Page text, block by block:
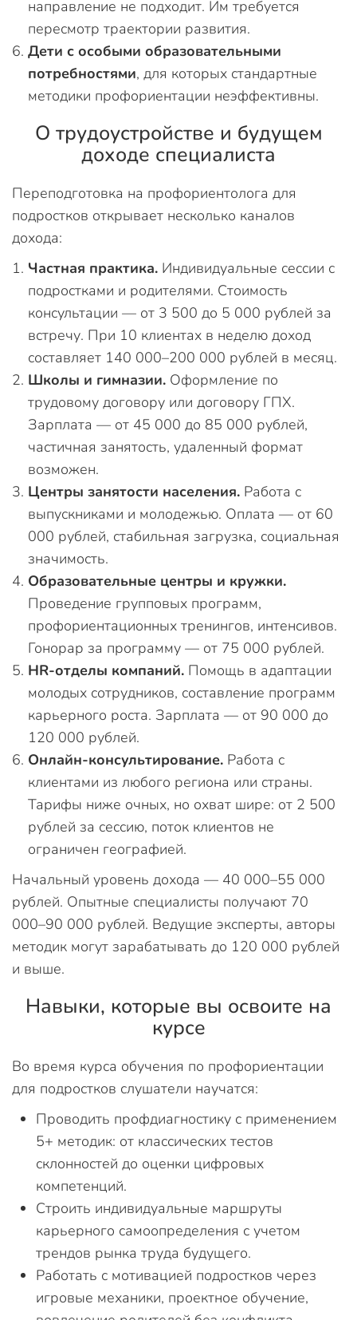
направление не подходит. Им требуется
пересмотр траектории развития.
Дети с особыми образовательными
потребностями, для которых стандартные
методики профориентации неэффективны.
О трудоустройстве и будущем
доходе специалиста
Переподготовка на профориентолога для
подростков открывает несколько каналов
дохода:
Частная практика. Индивидуальные сессии с
подростками и родителями. Стоимость
консультации — от 3 500 до 5 000 рублей за
встречу. При 10 клиентах в неделю доход
составляет 140 000–200 000 рублей в месяц.
Школы и гимназии. Оформление по
трудовому договору или договору ГПХ.
Зарплата — от 45 000 до 85 000 рублей,
частичная занятость, удаленный формат
возможен.
Центры занятости населения. Работа с
выпускниками и молодежью. Оплата — от 60
000 рублей, стабильная загрузка, социальная
значимость.
Образовательные центры и кружки.
Проведение групповых программ,
профориентационных тренингов, интенсивов.
Гонорар за программу — от 75 000 рублей.
HR-отделы компаний. Помощь в адаптации
молодых сотрудников, составление программ
карьерного роста. Зарплата — от 90 000 до
120 000 рублей.
Онлайн-консультирование. Работа с
клиентами из любого региона или страны.
Тарифы ниже очных, но охват шире: от 2 500
рублей за сессию, поток клиентов не
ограничен географией.
Начальный уровень дохода — 40 000–55 000
рублей. Опытные специалисты получают 70
000–90 000 рублей. Ведущие эксперты, авторы
методик могут зарабатывать до 120 000 рублей
и выше.
Навыки, которые вы освоите на
курсе
Во время курса обучения по профориентации
для подростков слушатели научатся:
Проводить профдиагностику с применением
5+ методик: от классических тестов
склонностей до оценки цифровых
компетенций.
Строить индивидуальные маршруты
карьерного самоопределения с учетом
трендов рынка труда будущего.
Работать с мотивацией подростков через
игровые механики, проектное обучение,